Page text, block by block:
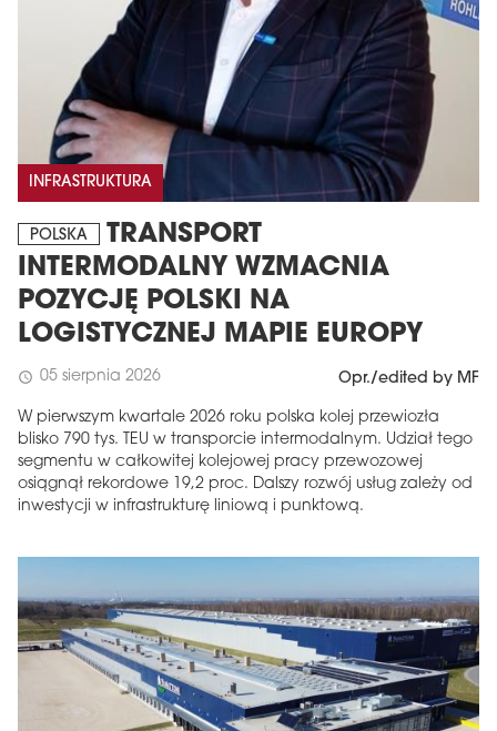
INFRASTRUKTURA
POLSKA
TRANSPORT
INTERMODALNY WZMACNIA
POZYCJĘ POLSKI NA
LOGISTYCZNEJ MAPIE EUROPY
schedule 05 sierpnia 2026 Opr./edited by MF
W pierwszym kwartale 2026 roku polska kolej przewiozła
blisko 790 tys. TEU w transporcie intermodalnym. Udział tego
segmentu w całkowitej kolejowej pracy przewozowej
osiągnął rekordowe 19,2 proc. Dalszy rozwój usług zależy od
inwestycji w infrastrukturę liniową i punktową.